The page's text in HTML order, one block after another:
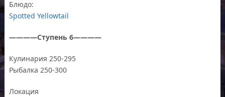
Блюдо:
Spotted Yellowtail
————Ступень 6————
Кулинария 250-295
Рыбалка 250-300
Локация